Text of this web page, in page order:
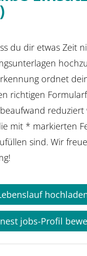
du dir etwas Zeit
ordnet
richtigen
reduziert
mit * markierten
sind. Wir
jobs-Profil